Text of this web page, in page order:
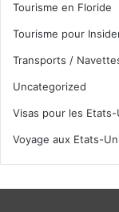
Tourisme en Floride
Tourisme pour
Transports /
Uncategorized
Visas pour les Etats-
Voyage aux Etats-